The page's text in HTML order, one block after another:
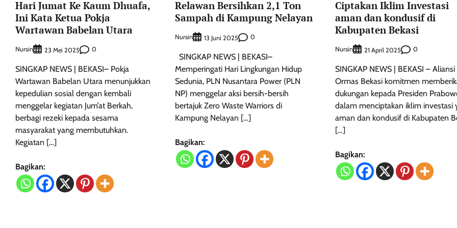
Hari Jumat Ke Kaum Dhuafa,
Ini Kata Ketua Pokja
Wartawan Babelan Utara
Nursin 23 Mei 2025 0
SINGKAP NEWS | BEKASI– Pokja
Wartawan Babelan Utara menunjukkan
kepedulian sosial dengan kembali
menggelar kegiatan Jum’at Berkah,
berbagi rezeki kepada sesama
masyarakat yang membutuhkan.
Kegiatan […]
Bagikan:
Relawan Bersihkan 2,1 Ton
Sampah di Kampung Nelayan
Nursin 13 Juni 2025 0
SINGKAP NEWS | BEKASI–
Memperingati Hari Lingkungan Hidup
Sedunia, PLN Nusantara Power (PLN
NP) menggelar aksi bersih-bersih
bertajuk Zero Waste Warriors di
Kampung Nelayan […]
Bagikan:
Ciptakan Iklim Investasi
aman dan kondusif di
Kabupaten Bekasi
Nursin 21 April 2025 0
SINGKAP NEWS | BEKASI – Aliansi
Ormas Bekasi komitmen
dukungan kepada Presiden
dalam menciptakan iklim investasi
aman dan kondusif di Kabupaten
[…]
Bagikan: